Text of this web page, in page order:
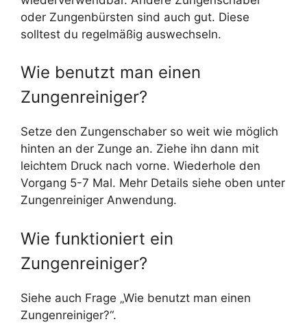
oder Zungenbürsten sind auch gut. Diese
solltest du regelmäßig auswechseln.
Wie benutzt man einen
Zungenreiniger?
Setze den Zungenschaber so weit wie möglich
hinten an der Zunge an. Ziehe ihn dann mit
leichtem Druck nach vorne. Wiederhole den
Vorgang 5-7 Mal. Mehr Details siehe oben unter
Zungenreiniger Anwendung.
Wie funktioniert ein
Zungenreiniger?
Siehe auch Frage „Wie benutzt man einen
Zungenreiniger?“.